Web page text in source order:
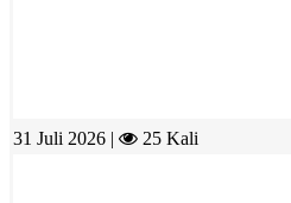
31 Juli 2026 | 25 Kali